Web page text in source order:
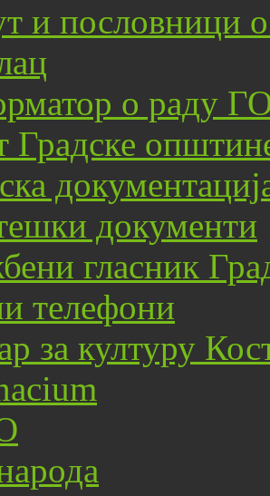
и пословници
о раду
Градске
документи
гласник
телефони
за културу